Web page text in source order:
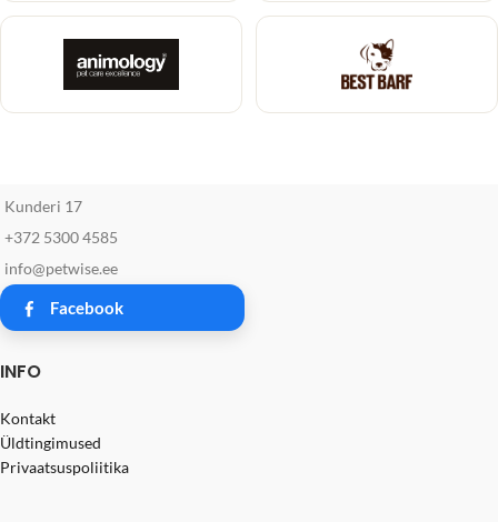
Kunderi 17
+372 5300 4585
info@petwise.ee
Facebook
INFO
Kontakt
Üldtingimused
Privaatsuspoliitika